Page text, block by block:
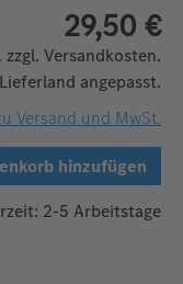
29,50 €
Versandkosten.
angepasst.
Versand und MwSt.
hinzufügen
2-5 Arbeitstage